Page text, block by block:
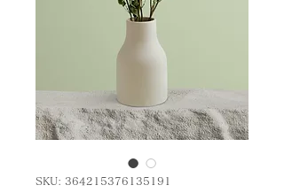
SKU: 364215376135191